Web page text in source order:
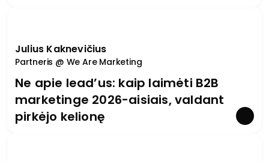
Julius Kaknevičius
Partneris @ We Are Marketing
Ne apie lead’us: kaip laimėti B2B
marketinge 2026-aisiais, valdant
pirkėjo kelionę